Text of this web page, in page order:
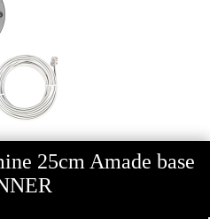
ANTARION
25cm Amade base